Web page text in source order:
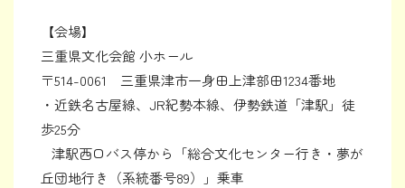
【会場】
三重県文化会館 小ホール
〒514-0061 三重県津市一身田上津部田1234番地
・近鉄名古屋線、JR紀勢本線、伊勢鉄道「津駅」徒
歩25分
津駅西口バス停から「総合文化センター行き・夢が
丘団地行き（系統番号89）」乗車